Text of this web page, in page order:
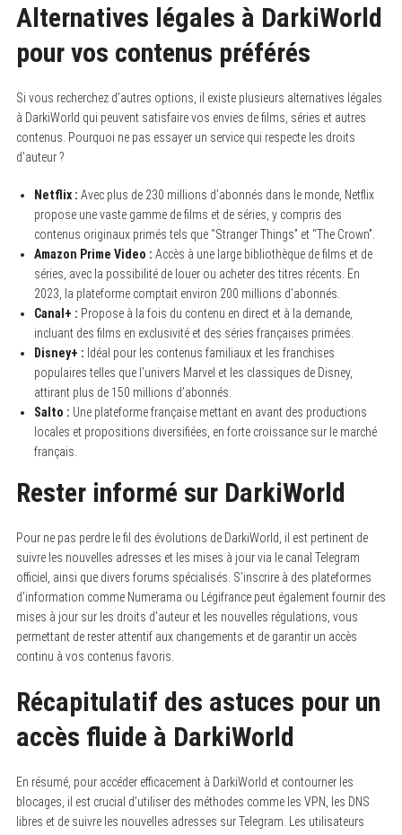
Alternatives légales à DarkiWorld
pour vos contenus préférés
Si vous recherchez d’autres options, il existe plusieurs alternatives légales
à DarkiWorld qui peuvent satisfaire vos envies de films, séries et autres
contenus. Pourquoi ne pas essayer un service qui respecte les droits
d’auteur ?
Netflix : Avec plus de 230 millions d’abonnés dans le monde, Netflix
propose une vaste gamme de films et de séries, y compris des
contenus originaux primés tels que “Stranger Things” et “The Crown”.
Amazon Prime Video : Accès à une large bibliothèque de films et de
séries, avec la possibilité de louer ou acheter des titres récents. En
2023, la plateforme comptait environ 200 millions d’abonnés.
Canal+ : Propose à la fois du contenu en direct et à la demande,
incluant des films en exclusivité et des séries françaises primées.
Disney+ : Idéal pour les contenus familiaux et les franchises
populaires telles que l’univers Marvel et les classiques de Disney,
attirant plus de 150 millions d’abonnés.
Salto : Une plateforme française mettant en avant des productions
locales et propositions diversifiées, en forte croissance sur le marché
français.
Rester informé sur DarkiWorld
Pour ne pas perdre le fil des évolutions de DarkiWorld, il est pertinent de
suivre les nouvelles adresses et les mises à jour via le canal Telegram
officiel, ainsi que divers forums spécialisés. S’inscrire à des plateformes
d’information comme Numerama ou Légifrance peut également fournir des
mises à jour sur les droits d’auteur et les nouvelles régulations, vous
permettant de rester attentif aux changements et de garantir un accès
continu à vos contenus favoris.
Récapitulatif des astuces pour un
accès fluide à DarkiWorld
En résumé, pour accéder efficacement à DarkiWorld et contourner les
blocages, il est crucial d’utiliser des méthodes comme les VPN, les DNS
libres et de suivre les nouvelles adresses sur Telegram. Les utilisateurs